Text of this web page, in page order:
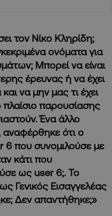
τον Νίκο Κληρίδη;
ονόματα για
Μπορεί να είναι
έρευνας ή να έχει
να μην μας τι έχει
παρουσίασης
Ένα άλλο
αναφέρθηκε ότι ο
6 που συνομιλούσε με
κάτι που
ως user 6;. Το
Γενικός Εισαγγελέας
Δεν απαντήθηκε;»